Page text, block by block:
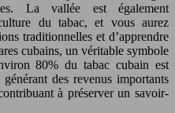
La vallée est également
du tabac, et vous aurez
traditionnelles et d’apprendre
cubains, un véritable symbole
80% du tabac cubain est
des revenus importants
à préserver un savoir-